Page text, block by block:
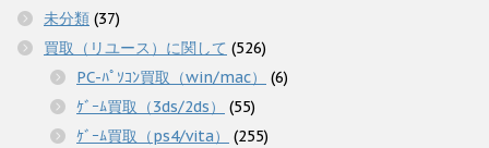
未分類 (37)
買取（リユース）に関して (526)
PC-ﾊﾟｿｺﾝ買取（win/mac）
(6)
ｹﾞｰﾑ買取（3ds/2ds）
(55)
ｹﾞｰﾑ買取（ps4/vita）
(255)